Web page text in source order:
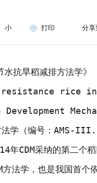
分享
打印
小
抗旱稻减排方法学》
resistance rice
法学（编号：AMS-
年CDM采纳的第二个
法学，也是我国首个